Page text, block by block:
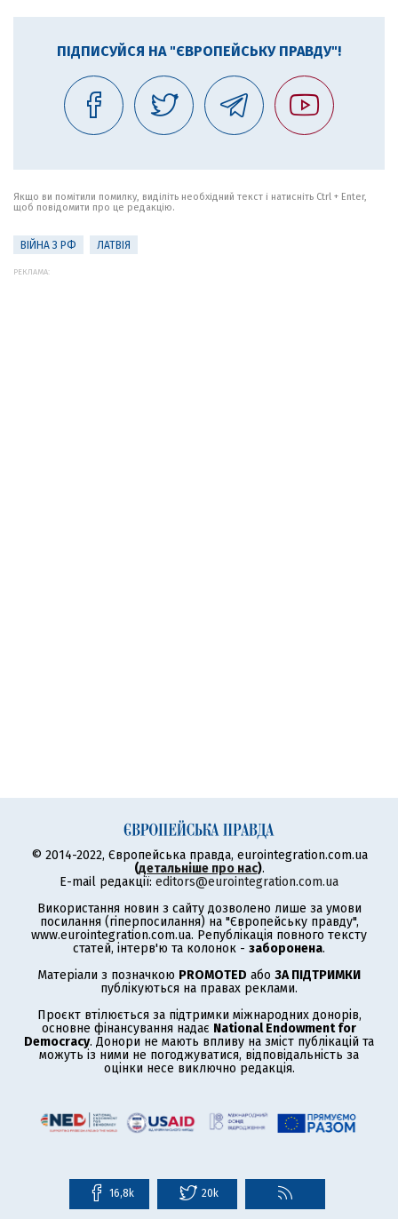
ПІДПИСУЙСЯ НА "ЄВРОПЕЙСЬКУ ПРАВДУ"!
Якщо ви помітили помилку, виділіть необхідний текст і натисніть Ctrl + Enter,
щоб повідомити про це редакцію.
ВІЙНА З РФ ЛАТВІЯ
РЕКЛАМА:
© 2014-2022, Європейська правда, eurointegration.com.ua
(детальніше про нас).
E-mail редакції: editors@eurointegration.com.ua
Використання новин з сайту дозволено лише за умови
посилання (гіперпосилання) на "Європейську правду",
www.eurointegration.com.ua. Републікація повного тексту
статей, інтерв'ю та колонок - заборонена.
Матеріали з позначкою PROMOTED або ЗА ПІДТРИМКИ
публікуються на правах реклами.
Проєкт втілюється за підтримки міжнародних донорів,
основне фінансування надає National Endowment for
Democracy. Донори не мають впливу на зміст публікацій та
можуть із ними не погоджуватися, відповідальність за
оцінки несе виключно редакція.
16,8k 20k